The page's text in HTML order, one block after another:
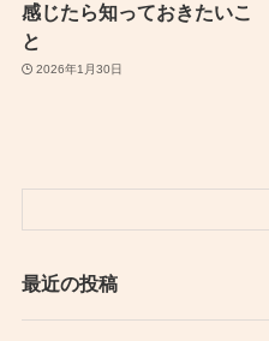
感じたら知っておきたいこ
と
2026年1月30日
最近の投稿